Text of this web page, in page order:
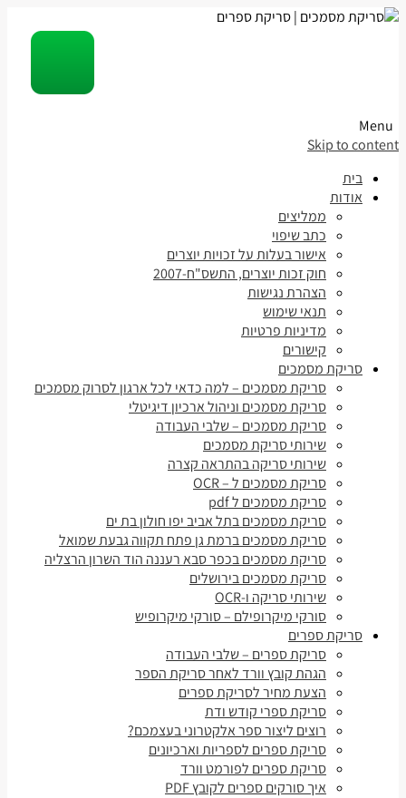
Skip to content
בית
אודות
ממליצים
כתב שיפוי
אישור בעלות על זכויות יוצרים
חוק זכות יוצרים, התשס"ח-2007
הצהרת נגישות
תנאי שימוש
מדיניות פרטיות
קישורים
סריקת מסמכים
סריקת מסמכים – למה כדאי לכל ארגון לסרוק מסמכים
סריקת מסמכים וניהול ארכיון דיגיטלי
סריקת מסמכים – שלבי העבודה
שירותי סריקת מסמכים
שירותי סריקה בהתראה קצרה
סריקת מסמכים ל – OCR
סריקת מסמכים ל pdf
סריקת מסמכים בתל אביב יפו חולון בת ים
סריקת מסמכים ברמת גן פתח תקווה גבעת שמואל
סריקת מסמכים בכפר סבא רעננה הוד השרון הרצליה
סריקת מסמכים בירושלים
שירותי סריקה ו-OCR
סורקי מיקרופילם – סורקי מיקרופיש
סריקת ספרים
סריקת ספרים – שלבי העבודה
הגהת קובץ וורד לאחר סריקת הספר
הצעת מחיר לסריקת ספרים
סריקת ספרי קודש ודת
רוצים ליצור ספר אלקטרוני בעצמכם?
סריקת ספרים לספריות וארכיונים
סריקת ספרים לפורמט וורד
איך סורקים ספרים לקובץ PDF